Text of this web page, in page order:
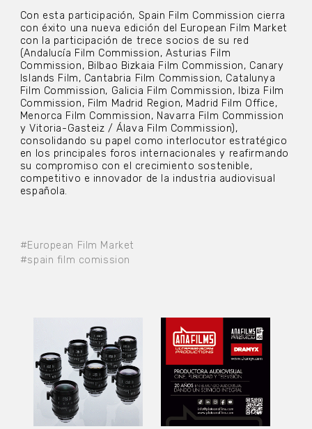
#European Film Market
#spain film comission
Con esta participación, Spain Film Commission cierra
con éxito una nueva edición del European Film Market
con la participación de trece socios de su red
(Andalucía Film Commission, Asturias Film
Commission, Bilbao Bizkaia Film Commission, Canary
Islands Film, Cantabria Film Commission, Catalunya
Film Commission, Galicia Film Commission, Ibiza Film
Commission, Film Madrid Region, Madrid Film Office,
Menorca Film Commission, Navarra Film Commission
y Vitoria-Gasteiz / Álava Film Commission),
consolidando su papel como interlocutor estratégico
en los principales foros internacionales y reafirmando
su compromiso con el crecimiento sostenible,
competitivo e innovador de la industria audiovisual
española.